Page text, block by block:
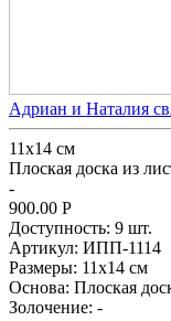
Адриан и Наталия
11х14 см
Плоская доска из
-
900.00 Р
Доступность: 9 шт.
Артикул: ИПП-1114
Размеры: 11х14 см
Основа: Плоская
Золочение: -